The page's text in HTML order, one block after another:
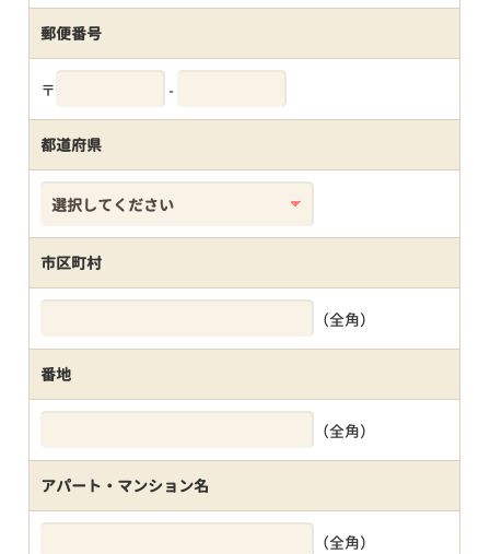
郵便番号
〒 -
都道府県
市区町村
（全角）
番地
（全角）
アパート・マンション名
（全角）